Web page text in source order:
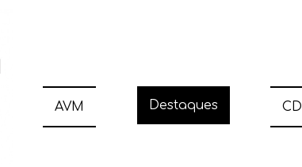
Destaques
AVM CD